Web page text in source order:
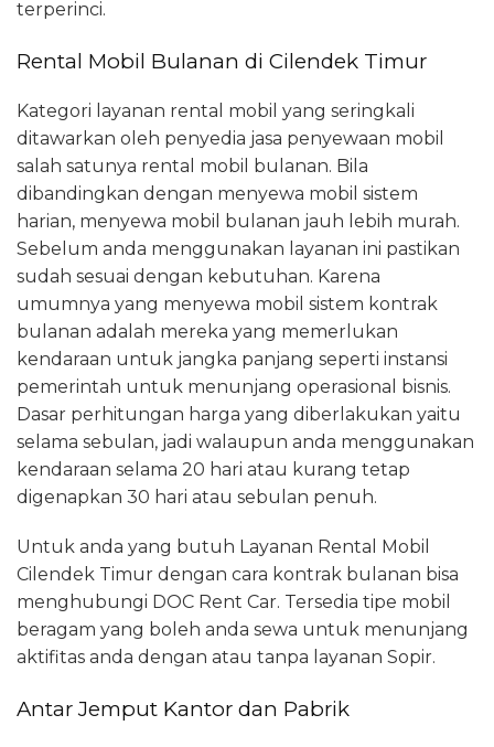
terperinci.
Rental Mobil Bulanan di Cilendek Timur
Kategori layanan rental mobil yang seringkali
ditawarkan oleh penyedia jasa penyewaan mobil
salah satunya rental mobil bulanan. Bila
dibandingkan dengan menyewa mobil sistem
harian, menyewa mobil bulanan jauh lebih murah.
Sebelum anda menggunakan layanan ini pastikan
sudah sesuai dengan kebutuhan. Karena
umumnya yang menyewa mobil sistem kontrak
bulanan adalah mereka yang memerlukan
kendaraan untuk jangka panjang seperti instansi
pemerintah untuk menunjang operasional bisnis.
Dasar perhitungan harga yang diberlakukan yaitu
selama sebulan, jadi walaupun anda menggunakan
kendaraan selama 20 hari atau kurang tetap
digenapkan 30 hari atau sebulan penuh.
Untuk anda yang butuh Layanan Rental Mobil
Cilendek Timur dengan cara kontrak bulanan bisa
menghubungi DOC Rent Car. Tersedia tipe mobil
beragam yang boleh anda sewa untuk menunjang
aktifitas anda dengan atau tanpa layanan Sopir.
Antar Jemput Kantor dan Pabrik